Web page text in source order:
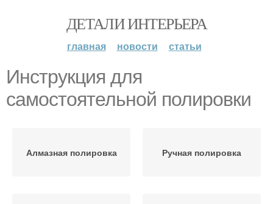
ДЕТАЛИ ИНТЕРЬЕРА
главная новости статьи
Инструкция для
самостоятельной полировки
Алмазная полировка Ручная полировка